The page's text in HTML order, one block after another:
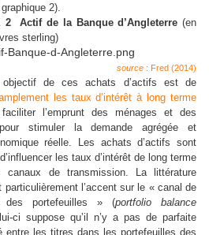
2).
2 Actif de la Banque d’Angleterre (en
sterling)
source : Fred (2014)
objectif de ces achats d’actifs est de
les taux d’intérêt à long terme
l’emprunt des ménages et des
stimuler la demande agrégée et
réelle. Les achats d’actifs sont
les taux d’intérêt de long terme
canaux de transmission. La littérature
particulièrement l’accent sur le « canal de
des portefeuilles » (portfolio balance
ci suppose qu’il n’y a pas de parfaite
entre les titres dans les portefeuilles des